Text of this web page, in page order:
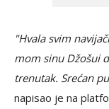
"Hvala svim
mom sinu Džošui
trenutak. Srećan
napisao je na